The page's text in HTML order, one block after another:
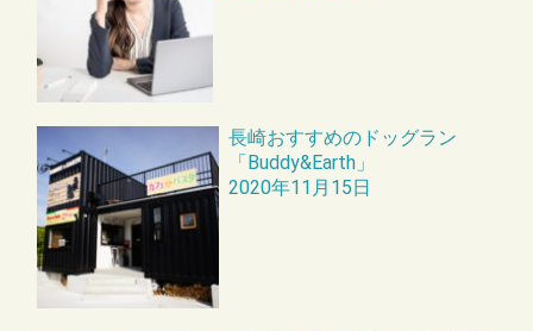
長崎おすすめのドッグラン
「Buddy&Earth」
2020年11月15日